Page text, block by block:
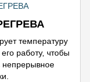
температуру
работу, чтобы
непрерывное